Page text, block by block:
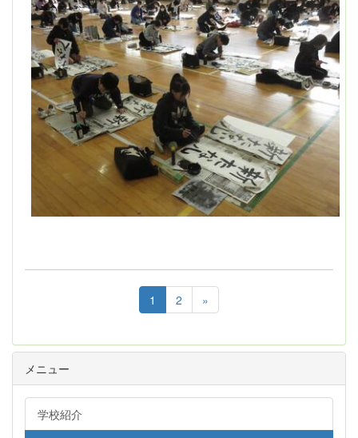
1 2 »
メニュー
学校紹介